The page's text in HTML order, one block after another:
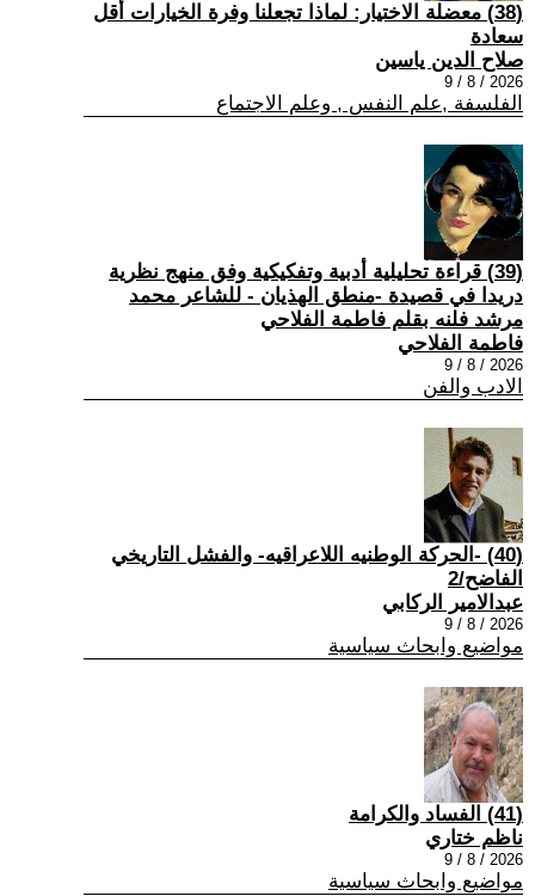
(38) معضلة الاختيار: لماذا تجعلنا وفرة الخيارات أقل
سعادة
صلاح الدين ياسين
2026 / 8 / 9
الفلسفة ,علم النفس , وعلم الاجتماع
(39) قراءة تحليلية أدبية وتفكيكية وفق منهج نظرية
دريدا في قصيدة -منطق الهذيان - للشاعر محمد
مرشد فلنه بقلم فاطمة الفلاحي
فاطمة الفلاحي
2026 / 8 / 9
الادب والفن
(40) -الحركة الوطنيه اللاعراقيه- والفشل التاريخي
الفاضح/2
عبدالامير الركابي
2026 / 8 / 9
مواضيع وابحاث سياسية
(41) الفساد والكرامة
ناظم ختاري
2026 / 8 / 9
مواضيع وابحاث سياسية